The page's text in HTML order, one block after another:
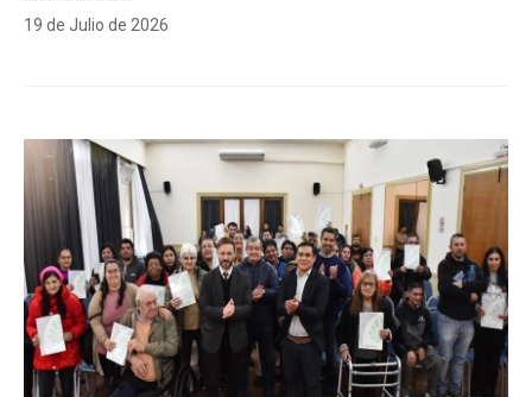
19 de Julio de 2026